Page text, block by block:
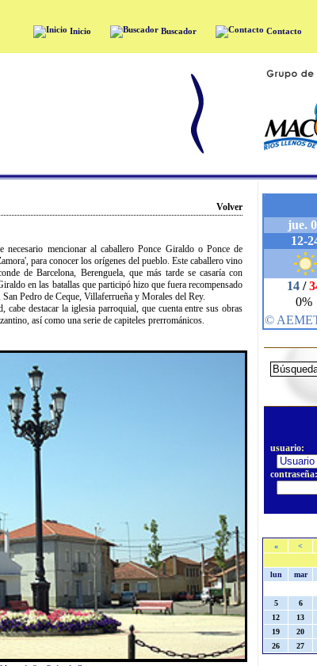
Contacto
Buscador
Inicio
usuario:
contraseña:
« <
lun
mar
5
6
12
13
19
20
26
27
Volver
necesario mencionar al caballero Ponce Giraldo o Ponce de
para conocer los orígenes del pueblo. Este caballero vino
de Barcelona, Berenguela, que más tarde se casaría con
en las batallas que participó hizo que fuera recompensado
Pedro de Ceque, Villaferrueña y Morales del Rey.
cabe destacar la iglesia parroquial, que cuenta entre sus obras
así como una serie de capiteles prerrománicos.